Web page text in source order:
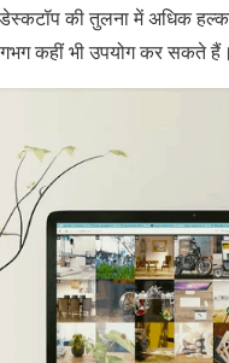
की तुलना में अधिक
कहीं भी उपयोग कर सकते हैं।